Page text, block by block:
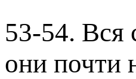
53-54. Вся
они почти